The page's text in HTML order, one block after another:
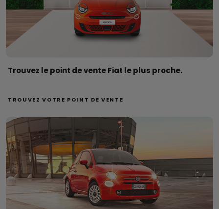
Trouvez le point de vente Fiat le plus proche.
TROUVEZ VOTRE POINT DE VENTE